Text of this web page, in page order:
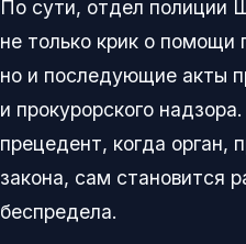
По сути, отдел полиции
не только крик о помощи
но и последующие акты
и прокурорского
прецедент, когда орган,
закона, сам становится
беспредела.